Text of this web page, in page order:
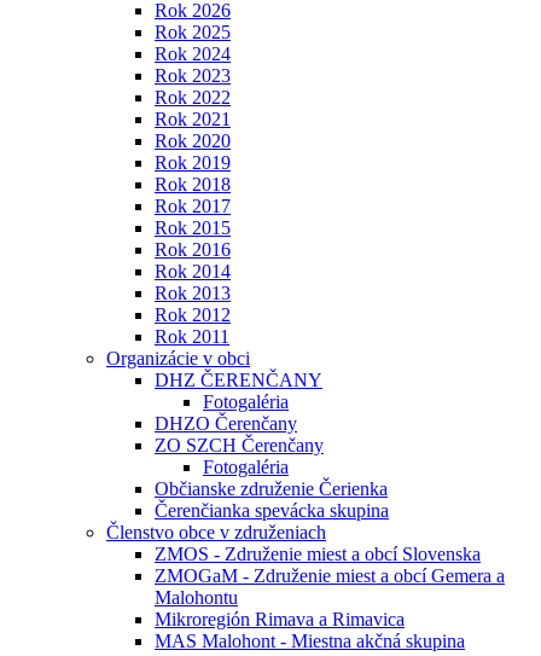
Rok 2026
Rok 2025
Rok 2024
Rok 2023
Rok 2022
Rok 2021
Rok 2020
Rok 2019
Rok 2018
Rok 2017
Rok 2015
Rok 2016
Rok 2014
Rok 2013
Rok 2012
Rok 2011
Organizácie v obci
DHZ ČERENČANY
Fotogaléria
DHZO Čerenčany
ZO SZCH Čerenčany
Fotogaléria
Občianske združenie Čerienka
Čerenčianka spevácka skupina
Členstvo obce v združeniach
ZMOS - Združenie miest a obcí Slovenska
ZMOGaM - Združenie miest a obcí Gemera a
Malohontu
Mikroregión Rimava a Rimavica
MAS Malohont - Miestna akčná skupina